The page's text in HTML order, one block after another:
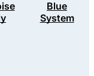
Blue
System